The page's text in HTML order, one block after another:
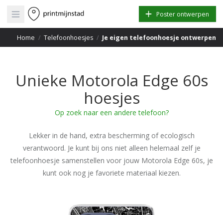
Open main menu Poster ontwerpen
Home / Telefoonhoesjes / Je eigen telefoonhoesje ontwerpen
Unieke Motorola Edge 60s
hoesjes
Op zoek naar een andere telefoon?
Lekker in de hand, extra bescherming of ecologisch
verantwoord. Je kunt bij ons niet alleen helemaal zelf je
telefoonhoesje samenstellen voor jouw Motorola Edge 60s, je
kunt ook nog je favoriete materiaal kiezen.